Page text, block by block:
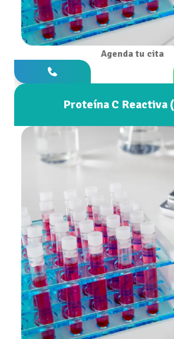
Agenda tu cita
Proteína C Reactiva